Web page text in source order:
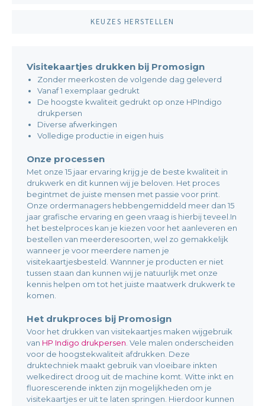
KEUZES HERSTELLEN
Visitekaartjes drukken bij Promosign
Zonder meerkosten de volgende dag geleverd
Vanaf 1 exemplaar gedrukt
De hoogste kwaliteit gedrukt op onze HPIndigo
drukpersen
Diverse afwerkingen
Volledige productie in eigen huis
Onze processen
Met onze 15 jaar ervaring krijg je de beste kwaliteit in
drukwerk en dit kunnen wij je beloven. Het proces
begintmet de juiste mensen met passie voor print.
Onze ordermanagers hebbengemiddeld meer dan 15
jaar grafische ervaring en geen vraag is hierbij teveel.In
het bestelproces kan je kiezen voor het aanleveren en
bestellen van meerderesoorten, wel zo gemakkelijk
wanneer je voor meerdere namen je
visitekaartjesbesteld. Wannner je producten er niet
tussen staan dan kunnen wij je natuurlijk met onze
kennis helpen om tot het juiste maatwerk drukwerk te
komen.
Het drukproces bij Promosign
Voor het drukken van visitekaartjes maken wijgebruik
van HP Indigo drukpersen . Vele malen onderscheiden
voor de hoogstekwaliteit afdrukken. Deze
druktechniek maakt gebruik van vloeibare inkten
welkedirect droog uit de machine komt. Witte inkt en
fluorescerende inkten zijn mogelijkheden om je
visitekaartjes er uit te laten springen. Hierdoor kunnen